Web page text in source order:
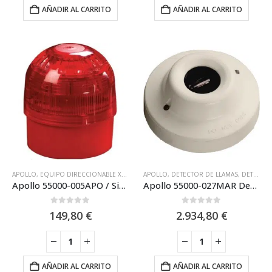
AÑADIR AL CARRITO AÑADIR AL CARRITO
APOLLO, EQUIPO DIRECCIONABLE XP95 APOLLO ,SIRENAS DE INCENDIO ANALÓGICAS
Apollo 55000-005APO / Sirena Analógica Apollo serie Sonos + Flash XP95 con Zócalo IP65
149,80 €
AÑADIR AL CARRITO
APOLLO, DETECTOR DE LLAMAS, DETECTOR DE LLAMAS UV (ULTRAVIOLETA)
Apollo 55000-027MAR Detector de llamas analógico marino (UV) XP95 montaje en base
2.934,80 €
AÑADIR AL CARRITO